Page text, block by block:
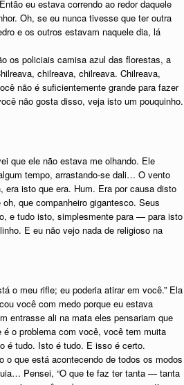
eu estava correndo ao redor daquele
Oh, se eu nunca tivesse que ter outra
e os outros estavam naquele dia, lá
os policiais camisa azul das florestas, a
chilreava, chilreava. Chilreava,
não é suficientemente grande para fazer
não gosta disso, veja isto um pouquinho.
que ele não estava me olhando. Ele
tempo, arrastando-se dali… O vento
era isto que era. Hum. Era por causa disto
que companheiro gigantesco. Seus
e tudo isto, simplesmente para — para isto
E eu não vejo nada de religioso na
o meu rifle; eu poderia atirar em você.” Ela
você com medo porque eu estava
entrasse ali na mata eles pensariam que
o problema com você, você tem muita
é tudo. Isto é tudo. E isso é certo.
o que está acontecendo de todos os modos
Pensei, “O que te faz ter tanta — tanta